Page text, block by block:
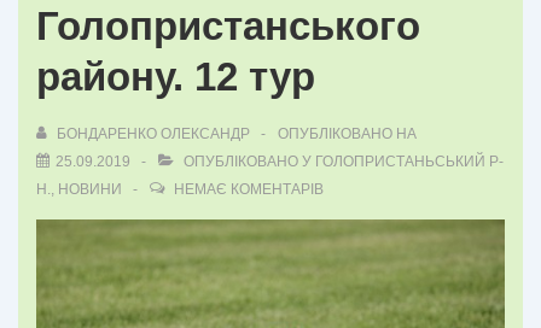
Голопристанського
району. 12 тур
БОНДАРЕНКО ОЛЕКСАНДР
ОПУБЛІКОВАНО НА
25.09.2019
ОПУБЛІКОВАНО У ГОЛОПРИСТАНЬСЬКИЙ Р-
Н., НОВИНИ НЕМАЄ КОМЕНТАРІВ